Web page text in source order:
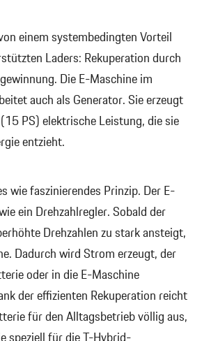
einem systembedingten Vorteil
Laders: Rekuperation durch
Die E-Maschine im
auch als Generator. Sie erzeugt
PS) elektrische Leistung, die sie
entzieht.
wie faszinierendes Prinzip. Der E-
ein Drehzahlregler. Sobald der
Drehzahlen zu stark ansteigt,
Dadurch wird Strom erzeugt, der
oder in die E-Maschine
der effizienten Rekuperation reicht
für den Alltagsbetrieb völlig aus,